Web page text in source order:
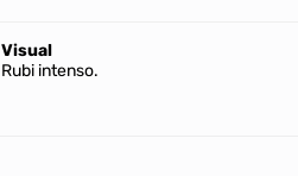
Visual
Rubi intenso.